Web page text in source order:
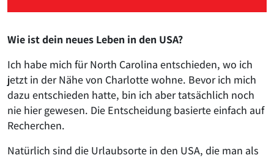
Wie ist dein neues Leben in den USA?
Ich habe mich für North Carolina entschieden, wo ich
jetzt in der Nähe von Charlotte wohne. Bevor ich mich
dazu entschieden hatte, bin ich aber tatsächlich noch
nie hier gewesen. Die Entscheidung basierte einfach auf
Recherchen.
Natürlich sind die Urlaubsorte in den USA, die man als